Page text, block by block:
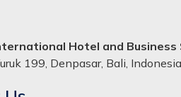
Hotel and Business
199, Denpasar, Bali,